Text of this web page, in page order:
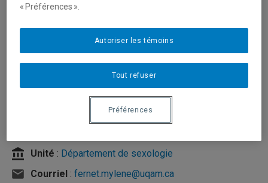
Unité : Département de sexologie
Courriel : fernet.mylene@uqam.ca
« Préférences ».
Tout refuser
Autoriser les témoins
Préférences